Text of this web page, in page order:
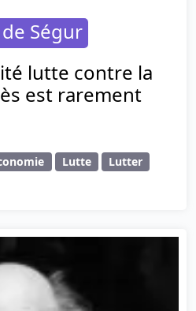
Ségur
lutte contre la
est rarement
Lutte
Lutter